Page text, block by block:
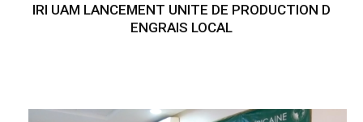
IRI UAM LANCEMENT UNITE DE PRODUCTION D
ENGRAIS LOCAL